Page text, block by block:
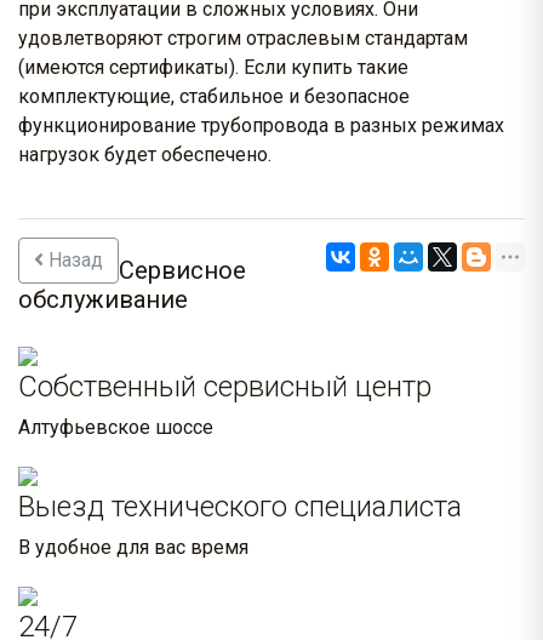
при эксплуатации в сложных условиях. Они
удовлетворяют строгим отраслевым стандартам
(имеются сертификаты). Если купить такие
комплектующие, стабильное и безопасное
функционирование трубопровода в разных режимах
нагрузок будет обеспечено.
Назад
Сервисное
обслуживание
Собственный сервисный центр
Алтуфьевское шоссе
Выезд технического специалиста
В удобное для вас время
24/7